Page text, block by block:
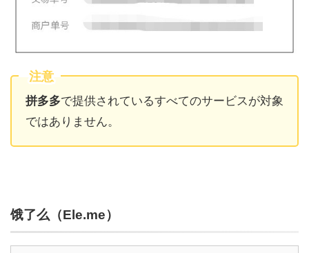
注意
拼多多で提供されているすべてのサービスが対象
ではありません。
饿了么（Ele.me）